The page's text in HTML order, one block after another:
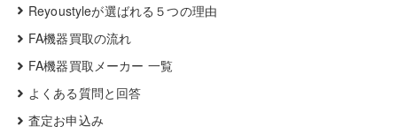
Reyoustyleが選ばれる５つの理由
FA機器買取の流れ
FA機器買取メーカー 一覧
よくある質問と回答
査定お申込み